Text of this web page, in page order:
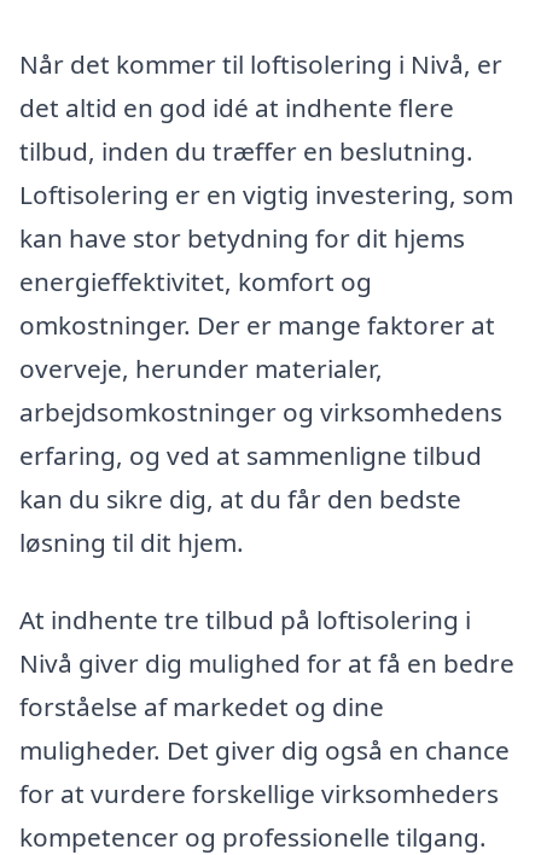
Når det kommer til loftisolering i Nivå, er
det altid en god idé at indhente flere
tilbud, inden du træffer en beslutning.
Loftisolering er en vigtig investering, som
kan have stor betydning for dit hjems
energieffektivitet, komfort og
omkostninger. Der er mange faktorer at
overveje, herunder materialer,
arbejdsomkostninger og virksomhedens
erfaring, og ved at sammenligne tilbud
kan du sikre dig, at du får den bedste
løsning til dit hjem.
At indhente tre tilbud på loftisolering i
Nivå giver dig mulighed for at få en bedre
forståelse af markedet og dine
muligheder. Det giver dig også en chance
for at vurdere forskellige virksomheders
kompetencer og professionelle tilgang.